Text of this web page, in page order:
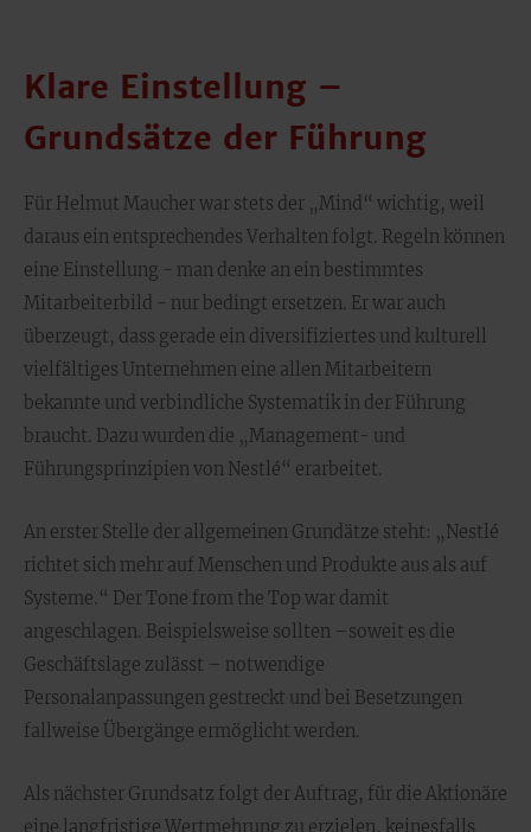
Klare Einstellung –
Grundsätze der Führung
Für Helmut Maucher war stets der „Mind“ wichtig, weil
daraus ein entsprechendes Verhalten folgt. Regeln können
eine Einstellung - man denke an ein bestimmtes
Mitarbeiterbild - nur bedingt ersetzen. Er war auch
überzeugt, dass gerade ein diversifiziertes und kulturell
vielfältiges Unternehmen eine allen Mitarbeitern
bekannte und verbindliche Systematik in der Führung
braucht. Dazu wurden die „Management- und
Führungsprinzipien von Nestlé“ erarbeitet.
An erster Stelle der allgemeinen Grundätze steht: „Nestlé
richtet sich mehr auf Menschen und Produkte aus als auf
Systeme.“ Der Tone from the Top war damit
angeschlagen. Beispielsweise sollten –soweit es die
Geschäftslage zulässt – notwendige
Personalanpassungen gestreckt und bei Besetzungen
fallweise Übergänge ermöglicht werden.
Als nächster Grundsatz folgt der Auftrag, für die Aktionäre
eine langfristige Wertmehrung zu erzielen, keinesfalls